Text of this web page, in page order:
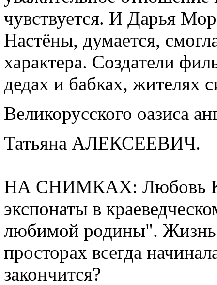
чувствуется. И Дарья
Настёны, думается,
характера. Создатели
дедах и бабках, жителях
Великорусского оазиса
Татьяна АЛЕКСЕЕВИЧ.
НА СНИМКАХ: Любовь
экспонаты в
любимой родины". Жизнь
просторах всегда
закончится?